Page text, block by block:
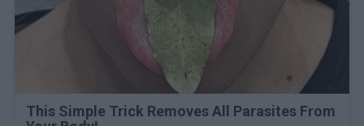
This Simple Trick Removes All Parasites From